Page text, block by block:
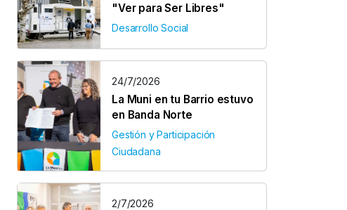
"Ver para Ser Libres"
Desarrollo Social
24/7/2026
La Muni en tu Barrio estuvo
en Banda Norte
Gestión y Participación
Ciudadana
2/7/2026